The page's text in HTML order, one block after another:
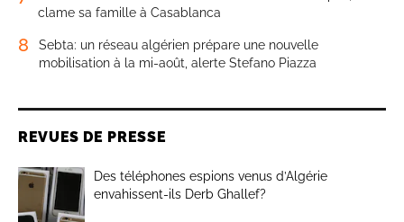
clame sa famille à Casablanca
8
Sebta: un réseau algérien prépare une nouvelle
mobilisation à la mi-août, alerte Stefano Piazza
REVUES DE PRESSE
Des téléphones espions venus d’Algérie
envahissent-ils Derb Ghallef?